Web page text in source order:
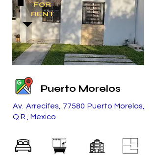
FOR
RENT
Puerto Morelos
Av. Arrecifes, 77580 Puerto Morelos,
Q.R., Mexico